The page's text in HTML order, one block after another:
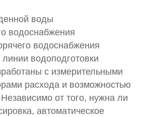
воды
водоснабжения
водоснабжения
водоподготовки
с измерительными
расхода и возможностью
от того, нужна ли
автоматическое